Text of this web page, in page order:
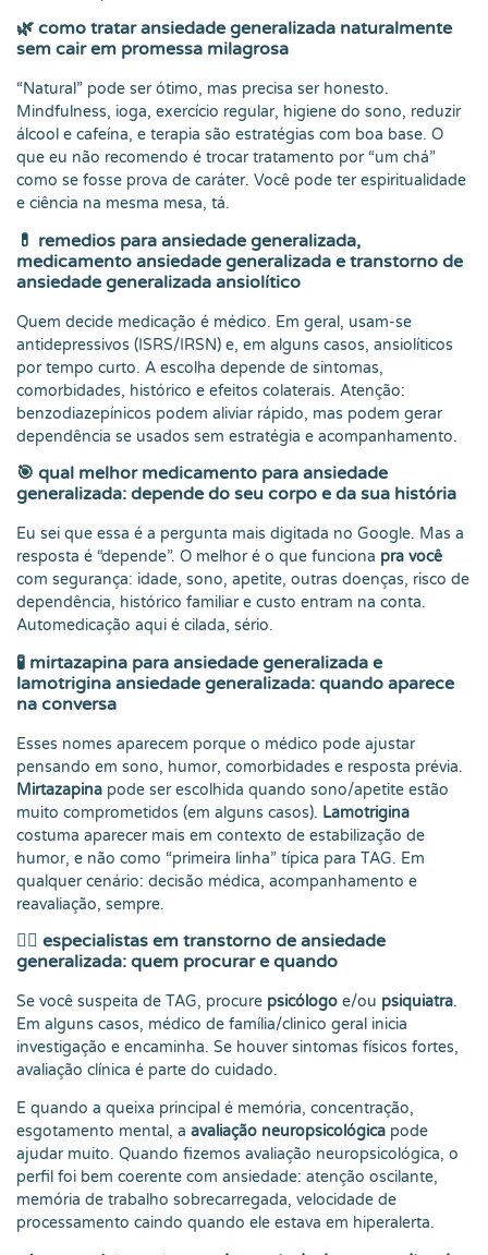
🌿 como tratar ansiedade generalizada naturalmente
sem cair em promessa milagrosa
“Natural” pode ser ótimo, mas precisa ser honesto.
Mindfulness, ioga, exercício regular, higiene do sono, reduzir
álcool e cafeína, e terapia são estratégias com boa base. O
que eu não recomendo é trocar tratamento por “um chá”
como se fosse prova de caráter. Você pode ter espiritualidade
e ciência na mesma mesa, tá.
💊 remedios para ansiedade generalizada,
medicamento ansiedade generalizada e transtorno de
ansiedade generalizada ansiolítico
Quem decide medicação é médico. Em geral, usam-se
antidepressivos (ISRS/IRSN) e, em alguns casos, ansiolíticos
por tempo curto. A escolha depende de sintomas,
comorbidades, histórico e efeitos colaterais. Atenção:
benzodiazepínicos podem aliviar rápido, mas podem gerar
dependência se usados sem estratégia e acompanhamento.
🎯 qual melhor medicamento para ansiedade
generalizada: depende do seu corpo e da sua história
Eu sei que essa é a pergunta mais digitada no Google. Mas a
resposta é “depende”. O melhor é o que funciona pra você
com segurança: idade, sono, apetite, outras doenças, risco de
dependência, histórico familiar e custo entram na conta.
Automedicação aqui é cilada, sério.
🧪 mirtazapina para ansiedade generalizada e
lamotrigina ansiedade generalizada: quando aparece
na conversa
Esses nomes aparecem porque o médico pode ajustar
pensando em sono, humor, comorbidades e resposta prévia.
Mirtazapina pode ser escolhida quando sono/apetite estão
muito comprometidos (em alguns casos). Lamotrigina
costuma aparecer mais em contexto de estabilização de
humor, e não como “primeira linha” típica para TAG. Em
qualquer cenário: decisão médica, acompanhamento e
reavaliação, sempre.
🧑‍⚕️ especialistas em transtorno de ansiedade
generalizada: quem procurar e quando
Se você suspeita de TAG, procure psicólogo e/ou psiquiatra.
Em alguns casos, médico de família/clinico geral inicia
investigação e encaminha. Se houver sintomas físicos fortes,
avaliação clínica é parte do cuidado.
E quando a queixa principal é memória, concentração,
esgotamento mental, a avaliação neuropsicológica pode
ajudar muito. Quando fizemos avaliação neuropsicológica, o
perfil foi bem coerente com ansiedade: atenção oscilante,
memória de trabalho sobrecarregada, velocidade de
processamento caindo quando ele estava em hiperalerta.